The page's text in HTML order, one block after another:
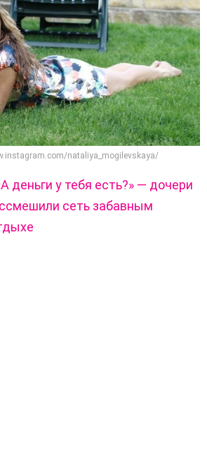
nataliya_mogilevskaya/
деньги у тебя есть?» — дочери
сеть забавным